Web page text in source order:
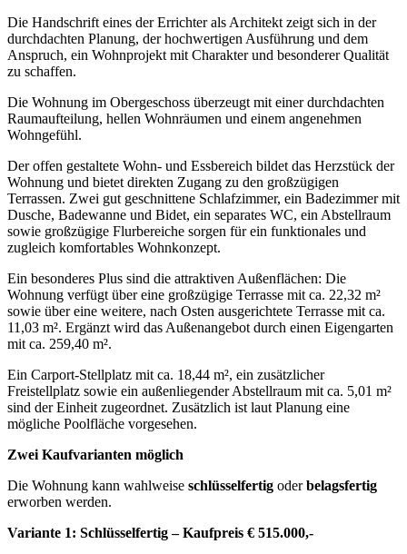
Die Handschrift eines der Errichter als Architekt zeigt sich in der
durchdachten Planung, der hochwertigen Ausführung und dem
Anspruch, ein Wohnprojekt mit Charakter und besonderer Qualität
zu schaffen.
Die Wohnung im Obergeschoss überzeugt mit einer durchdachten
Raumaufteilung, hellen Wohnräumen und einem angenehmen
Wohngefühl.
Der offen gestaltete Wohn- und Essbereich bildet das Herzstück der
Wohnung und bietet direkten Zugang zu den großzügigen
Terrassen. Zwei gut geschnittene Schlafzimmer, ein Badezimmer mit
Dusche, Badewanne und Bidet, ein separates WC, ein Abstellraum
sowie großzügige Flurbereiche sorgen für ein funktionales und
zugleich komfortables Wohnkonzept.
Ein besonderes Plus sind die attraktiven Außenflächen: Die
Wohnung verfügt über eine großzügige Terrasse mit ca. 22,32 m²
sowie über eine weitere, nach Osten ausgerichtete Terrasse mit ca.
11,03 m². Ergänzt wird das Außenangebot durch einen Eigengarten
mit ca. 259,40 m².
Ein Carport-Stellplatz mit ca. 18,44 m², ein zusätzlicher
Freistellplatz sowie ein außenliegender Abstellraum mit ca. 5,01 m²
sind der Einheit zugeordnet. Zusätzlich ist laut Planung eine
mögliche Poolfläche vorgesehen.
Zwei Kaufvarianten möglich
Die Wohnung kann wahlweise schlüsselfertig oderbelagsfertig
erworben werden.
Variante 1: Schlüsselfertig – Kaufpreis € 515.000,-